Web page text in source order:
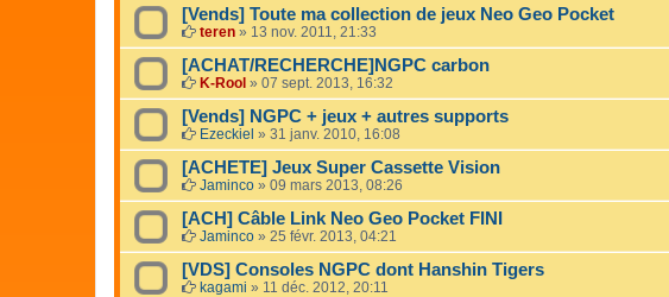
[Vends] Toute ma collection de jeux Neo Geo Pocket
teren » 13 nov. 2011, 21:33
[ACHAT/RECHERCHE]NGPC carbon
K-Rool » 07 sept. 2013, 16:32
[Vends] NGPC + jeux + autres supports
Ezeckiel » 31 janv. 2010, 16:08
[ACHETE] Jeux Super Cassette Vision
Jaminco » 09 mars 2013, 08:26
[ACH] Câble Link Neo Geo Pocket FINI
Jaminco » 25 févr. 2013, 04:21
[VDS] Consoles NGPC dont Hanshin Tigers
kagami » 11 déc. 2012, 20:11